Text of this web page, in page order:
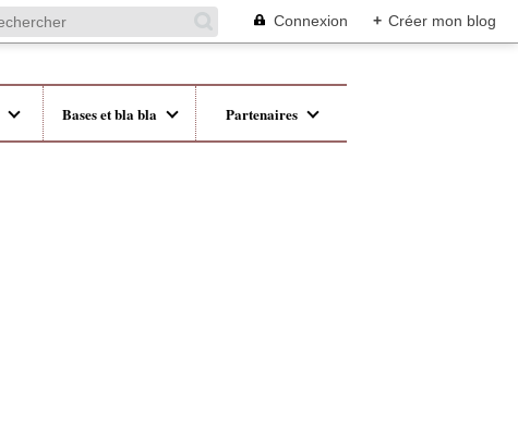
Connexion + Créer mon blog
Bases et bla bla Partenaires